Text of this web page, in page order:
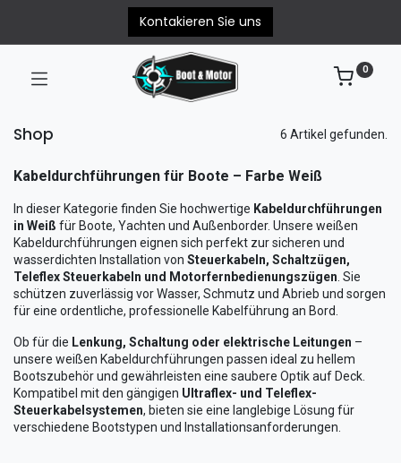
Kontakieren Sie uns
0
Shop 6 Artikel gefunden.
Kabeldurchführungen für Boote – Farbe Weiß
In dieser Kategorie finden Sie hochwertige Kabeldurchführungen
in Weiß für Boote, Yachten und Außenborder. Unsere weißen
Kabeldurchführungen eignen sich perfekt zur sicheren und
wasserdichten Installation von Steuerkabeln, Schaltzügen,
Teleflex Steuerkabeln und Motorfernbedienungszügen . Sie
schützen zuverlässig vor Wasser, Schmutz und Abrieb und sorgen
für eine ordentliche, professionelle Kabelführung an Bord.
Ob für die Lenkung, Schaltung oder elektrische Leitungen –
unsere weißen Kabeldurchführungen passen ideal zu hellem
Bootszubehör und gewährleisten eine saubere Optik auf Deck.
Kompatibel mit den gängigen Ultraflex- und Teleflex-
Steuerkabelsystemen, bieten sie eine langlebige Lösung für
verschiedene Bootstypen und Installationsanforderungen.